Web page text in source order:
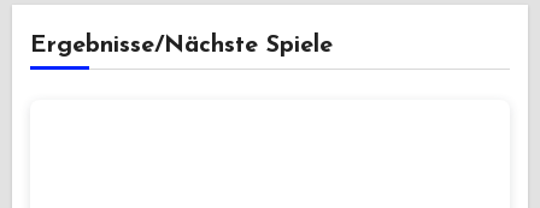
Ergebnisse/Nächste Spiele